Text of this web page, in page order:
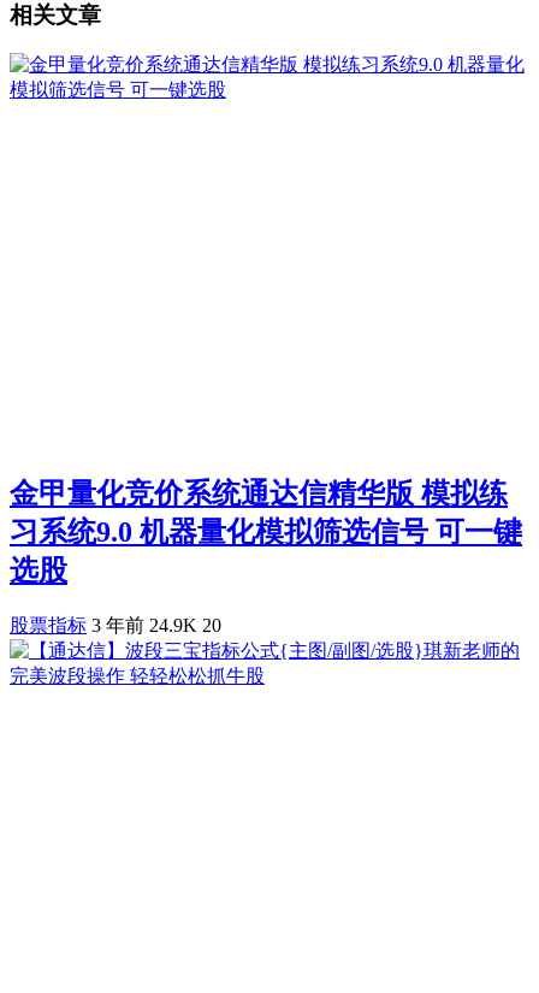
相关文章
金甲量化竞价系统通达信精华版 模拟练
习系统9.0 机器量化模拟筛选信号 可一键
选股
股票指标 3 年前 24.9K 20